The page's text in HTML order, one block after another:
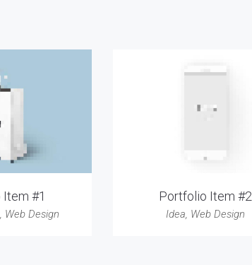
#1
, Web Design
Portfolio Item #2
Idea, Web Design